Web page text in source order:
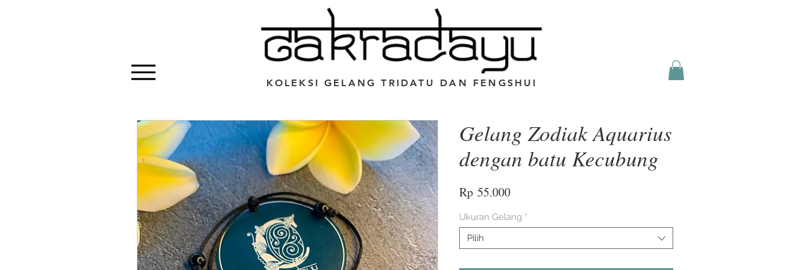
KOLEKSI GELANG TRIDATU DAN FENGSHUI
Gelang Zodiak Aquarius
dengan batu Kecubung
Rp 55.000Harga
Ukuran Gelang *
Pilih